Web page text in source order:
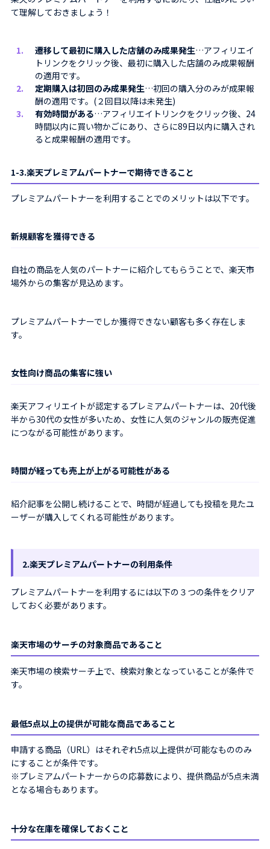
て理解しておきましょう！
遷移して最初に購入した店舗のみ成果発生…アフィリエイ
トリンクをクリック後、最初に購入した店舗のみ成果報酬
の適用です。
定期購入は初回のみ成果発生…初回の購入分のみが成果報
酬の適用です。(２回目以降は未発生)
有効時間がある…アフィリエイトリンクをクリック後、24
時間以内に買い物かごにあり、さらに89日以内に購入され
ると成果報酬の適用です。
1-3.楽天プレミアムパートナーで期待できること
プレミアムパートナーを利用することでのメリットは以下です。
新規顧客を獲得できる
自社の商品を人気のパートナーに紹介してもらうことで、楽天市
場外からの集客が見込めます。
プレミアムパートナーでしか獲得できない顧客も多く存在しま
す。
女性向け商品の集客に強い
楽天アフィリエイトが認定するプレミアムパートナーは、20代後
半から30代の女性が多いため、女性に人気のジャンルの販売促進
につながる可能性があります。
時間が経っても売上が上がる可能性がある
紹介記事を公開し続けることで、時間が経過しても投稿を見たユ
ーザーが購入してくれる可能性があります。
2.楽天プレミアムパートナーの利用条件
プレミアムパートナーを利用するには以下の３つの条件をクリア
しておく必要があります。
楽天市場のサーチの対象商品であること
楽天市場の検索サーチ上で、検索対象となっていることが条件で
す。
最低5点以上の提供が可能な商品であること
申請する商品（URL）はそれぞれ5点以上提供が可能なもののみ
にすることが条件です。
※プレミアムパートナーからの応募数により、提供商品が5点未満
となる場合もあります。
十分な在庫を確保しておくこと